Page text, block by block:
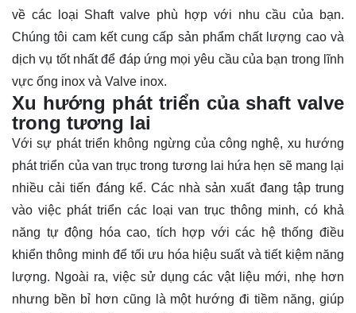
về các loại Shaft valve phù hợp với nhu cầu của bạn.
Chúng tôi cam kết cung cấp sản phẩm chất lượng cao và
dịch vụ tốt nhất để đáp ứng mọi yêu cầu của bạn trong lĩnh
vực ống inox và Valve inox.
Xu hướng phát triển của shaft valve
trong tương lai
Với sự phát triển không ngừng của công nghệ, xu hướng
phát triển của van trục trong tương lai hứa hẹn sẽ mang lại
nhiều cải tiến đáng kể. Các nhà sản xuất đang tập trung
vào việc phát triển các loại van trục thông minh, có khả
năng tự động hóa cao, tích hợp với các hệ thống điều
khiển thông minh để tối ưu hóa hiệu suất và tiết kiệm năng
lượng. Ngoài ra, việc sử dụng các vật liệu mới, nhẹ hơn
nhưng bền bỉ hơn cũng là một hướng đi tiềm năng, giúp